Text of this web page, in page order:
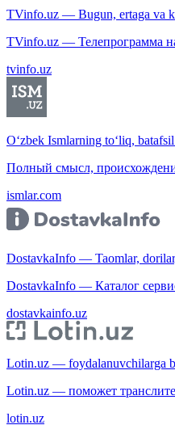
TVinfo.uz — Bugun, ertaga va
TVinfo.uz — Телепрограмма
tvinfo.uz
O‘zbek Ismlarning to‘liq,
Полный смысл,
ismlar.com
DostavkaInfo — Taomlar,
DostavkaInfo — Каталог
dostavkainfo.uz
Lotin.uz — foydalanuvchilarga
Lotin.uz — поможет
lotin.uz